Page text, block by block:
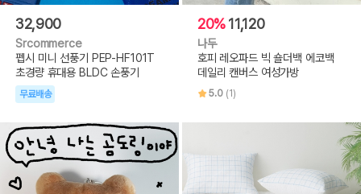
32,900
Srcommerce
펩시 미니 선풍기 PEP-HF101T
초경량 휴대용 BLDC 손풍기
무료배송
20%11,120
나두
호피 레오파드 빅 숄더백 에코백
데일리 캔버스 여성가방
5.0 (1)